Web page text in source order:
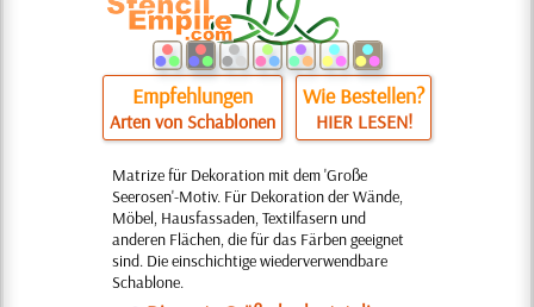
Empfehlungen
Arten von Schablonen
Wie Bestellen?
HIER LESEN!
Matrize für Dekoration mit dem 'Große
Seerosen'-Motiv. Für Dekoration der Wände,
Möbel, Hausfassaden, Textilfasern und
anderen Flächen, die für das Färben geeignet
sind. Die einschichtige wiederverwendbare
Schablone.